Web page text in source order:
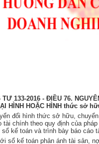
TƯ 133-2016 - ĐIỀU 76.
HÌNH HOẶC HÌNH thức sở
đổi hình thức sở hữu,
tài chính theo quy định của
sổ kế toán và trình bày báo cáo
sổ kế toán phản ánh tài sản,